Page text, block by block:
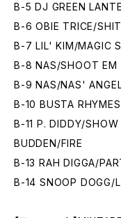
B-5 DJ GREEN
B-6 OBIE TRICE/
B-7 LIL' KIM/MAGIC
B-8 NAS/SHOOT EM
B-9 NAS/NAS'
B-10 BUSTA
B-11 P. DIDDY/
BUDDEN/FIRE
B-13 RAH DIGGA/
B-14 SNOOP DOGG/